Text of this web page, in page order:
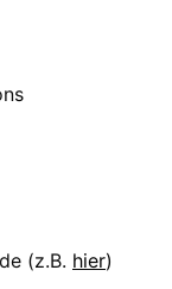
(z.B. hier)